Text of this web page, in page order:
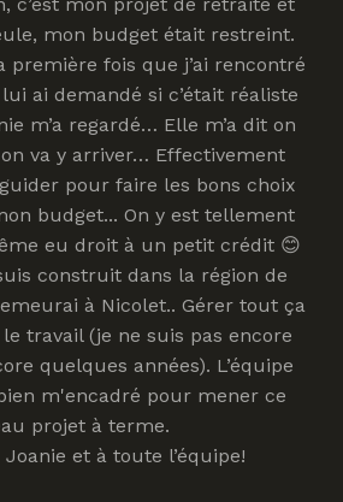
mon budget était restreint.
première fois que j’ai rencontré
ai demandé si c’était réaliste
m’a regardé… Elle m’a dit on
va y arriver… Effectivement
pour faire les bons choix
budget... On y est tellement
eu droit à un petit crédit 😊
construit dans la région de
à Nicolet.. Gérer tout ça
travail (je ne suis pas encore
quelques années). L’équipe
m'encadré pour mener ce
projet à terme.
et à toute l’équipe!